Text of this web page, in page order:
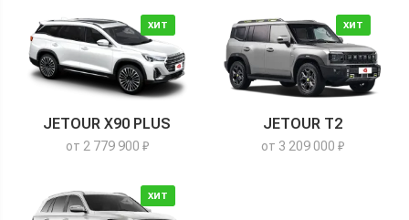
ХИТ
JETOUR X90 PLUS
от 2 779 900 ₽
ХИТ
JETOUR T2
от 3 209 000 ₽
ХИТ